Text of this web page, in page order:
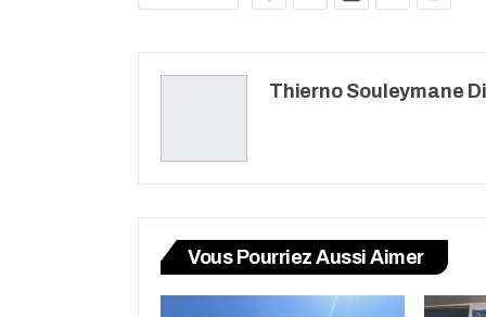
Thierno Souleymane
Vous Pourriez Aussi Aimer